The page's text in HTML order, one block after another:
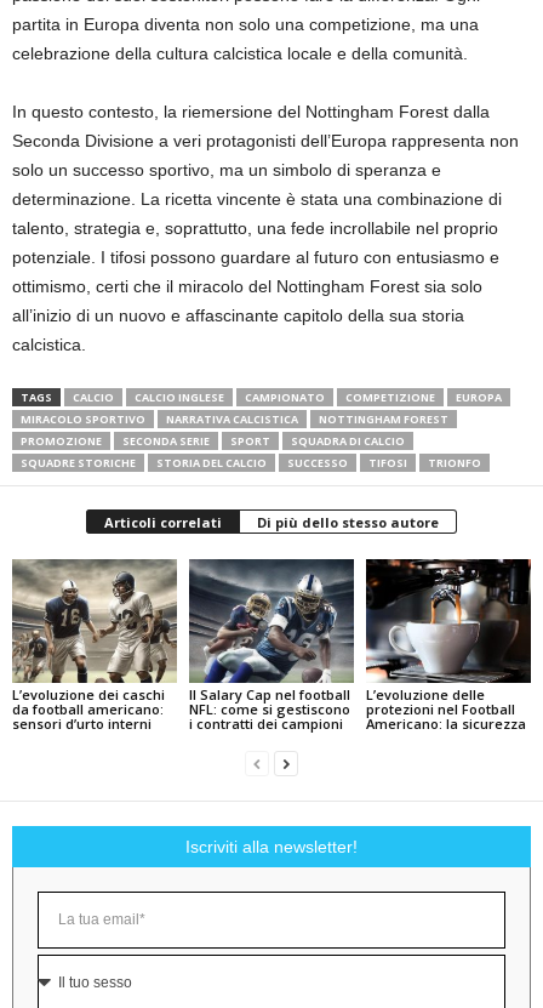
partita in Europa diventa non solo una competizione, ma una
celebrazione della cultura calcistica locale e della comunità.
In questo contesto, la riemersione del Nottingham Forest dalla
Seconda Divisione a veri protagonisti dell’Europa rappresenta non
solo un successo sportivo, ma un simbolo di speranza e
determinazione. La ricetta vincente è stata una combinazione di
talento, strategia e, soprattutto, una fede incrollabile nel proprio
potenziale. I tifosi possono guardare al futuro con entusiasmo e
ottimismo, certi che il miracolo del Nottingham Forest sia solo
all’inizio di un nuovo e affascinante capitolo della sua storia
calcistica.
TAGS CALCIO CALCIO INGLESE CAMPIONATO COMPETIZIONE
EUROPA
MIRACOLO SPORTIVO
NARRATIVA CALCISTICA
NOTTINGHAM FOREST
PROMOZIONE
SECONDA SERIE SPORT
SQUADRA DI CALCIO
SQUADRE STORICHE
STORIA DEL CALCIO SUCCESSO TIFOSI TRIONFO
Articoli correlati Di più dello stesso autore
L’evoluzione dei caschi
da football americano:
sensori d’urto interni
Il Salary Cap nel football
NFL: come si gestiscono
i contratti dei campioni
L’evoluzione delle
protezioni nel Football
Americano: la sicurezza
Iscriviti alla newsletter!